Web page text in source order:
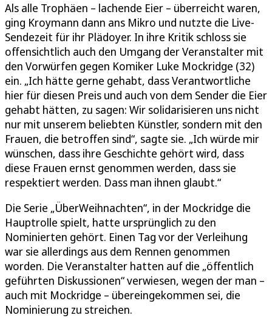
Als alle Trophäen – lachende Eier – überreicht waren,
ging Kroymann dann ans Mikro und nutzte die Live-
Sendezeit für ihr Plädoyer. In ihre Kritik schloss sie
offensichtlich auch den Umgang der Veranstalter mit
den Vorwürfen gegen Komiker Luke Mockridge (32)
ein. „Ich hätte gerne gehabt, dass Verantwortliche
hier für diesen Preis und auch von dem Sender die Eier
gehabt hätten, zu sagen: Wir solidarisieren uns nicht
nur mit unserem beliebten Künstler, sondern mit den
Frauen, die betroffen sind“, sagte sie. „Ich würde mir
wünschen, dass ihre Geschichte gehört wird, dass
diese Frauen ernst genommen werden, dass sie
respektiert werden. Dass man ihnen glaubt.“
Die Serie „ÜberWeihnachten“, in der Mockridge die
Hauptrolle spielt, hatte ursprünglich zu den
Nominierten gehört. Einen Tag vor der Verleihung
war sie allerdings aus dem Rennen genommen
worden. Die Veranstalter hatten auf die „öffentlich
geführten Diskussionen“ verwiesen, wegen der man –
auch mit Mockridge – übereingekommen sei, die
Nominierung zu streichen.